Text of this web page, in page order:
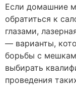
Если домашние
обратиться к
глазами,
— варианты,
борьбы с
выбирать
проведения